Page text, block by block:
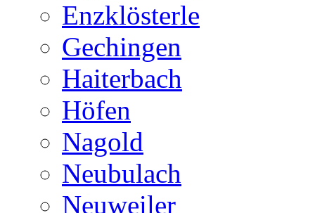
Enzklösterle
Gechingen
Haiterbach
Höfen
Nagold
Neubulach
Neuweiler